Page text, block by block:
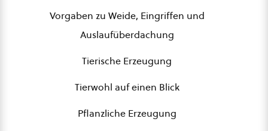
Vorgaben zu Weide, Eingriffen und
Auslaufüberdachung
Tierische Erzeugung
Tierwohl auf einen Blick
Pflanzliche Erzeugung